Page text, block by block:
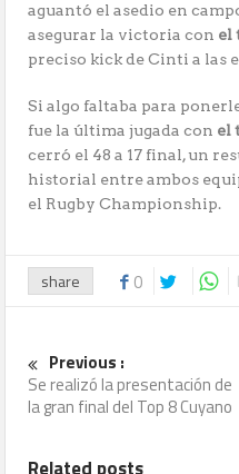
aguantó el asedio en
asegurar la victoria con el
preciso kick de Cinti a las
Si algo faltaba para
fue la última jugada con el
cerró el 48 a 17 final, un
historial entre ambos
el Rugby Championship.
share 0
Previous :
Se realizó la presentación de
la gran final del Top 8 Cuyano